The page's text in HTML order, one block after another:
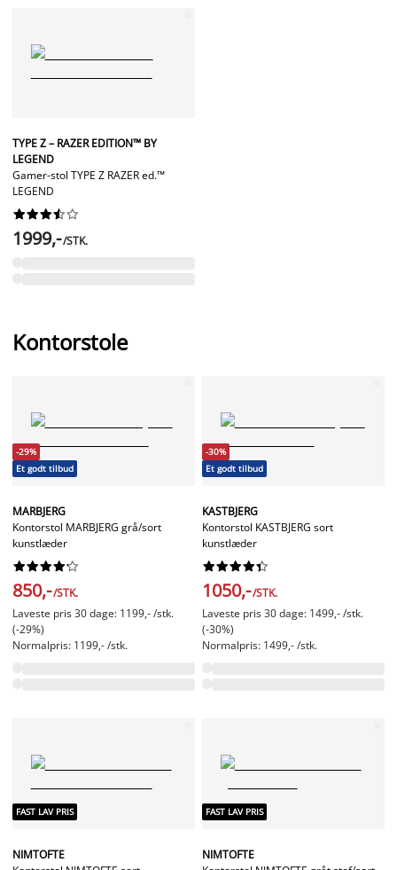
TYPE Z – RAZER EDITION™ BY
LEGEND
Gamer-stol TYPE Z RAZER ed.™
LEGEND






1999,-/STK.
Kontorstole
-29%
Et godt tilbud
MARBJERG
Kontorstol MARBJERG grå/sort
kunstlæder






850,-/STK.
Laveste pris 30 dage: 1199,- /stk.
(-29%)
Normalpris: 1199,- /stk.
-30%
Et godt tilbud
KASTBJERG
Kontorstol KASTBJERG sort
kunstlæder






1050,-/STK.
Laveste pris 30 dage: 1499,- /stk.
(-30%)
Normalpris: 1499,- /stk.
FAST LAV PRIS
NIMTOFTE
FAST LAV PRIS
NIMTOFTE